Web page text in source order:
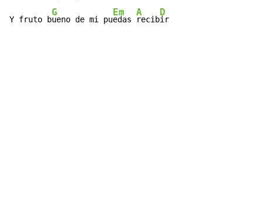
Y fruto b
G
ueno de mi pu
Em
edas
A
recib
D
ir